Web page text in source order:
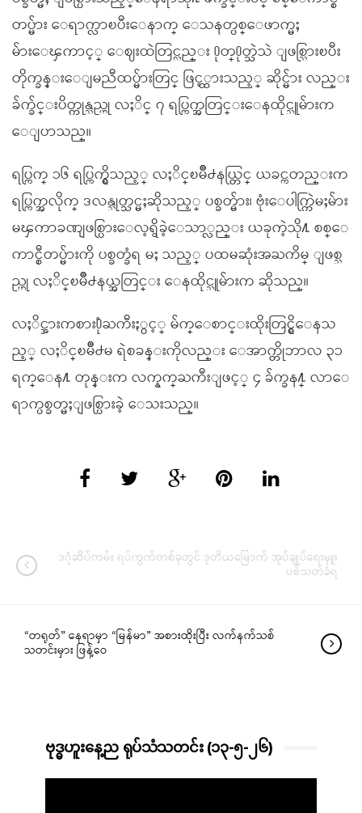
တပ္မ်ား ေရာက္လာၿပီးေနာက္ ေသနတ္ပစ္ေဖာက္မႈ
မ်ားေၾကာင့္ ေဈးထဲတြင္လည္း ႐ုတ္႐ုတ္သဲသဲ ျဖစ္သြားၿပီး
တိုက္ခန္းေျမညီထပ္မ်ားတြင္ ဖြင့္ထားသည့္ ဆိုင္မ်ား လည္း
ခ်က္ခ်င္းပိတ္ကုန္သည္ဟု လႈိင္ ၇ ရပ္ကြက္အတြင္းေနထိုင္သူမ်ားက
ေျပာသည္။
ရပ္ကြက္ ၁၆ ရပ္ကြက္ရွိသည့္ လႈိင္ၿမိဳ႕နယ္တြင္ ယခင္ကတည္းက
ရပ္ကြက္အလိုက္ ဒလန္သုတ္သင္မႈဆိုသည့္ ပစ္ခတ္မ်ား၊ ဗုံးေပါက္ကြဲမႈမ်ား
မၾကာခဏျဖစ္ပြားေလ့ရွိခဲ့ေသာ္လည္း ယခုကဲ့သို႔ စစ္ေ
ကာင္စီတပ္မ်ားကို ပစ္ခတ္ခံရ မႈ သည့္ ပထမဆုံးအႀကိမ္ ျဖစ္သ
ည္ဟု လႈိင္ၿမိဳ႕နယ္အတြင္း ေနထိုင္သူမ်ားက ဆိုသည္။
လႈိင္အားကစား႐ုံႀကီးႏွင့္ မ်က္ေစာင္းထိုးတြင္ရွိေနသ
ည့္ လႈိင္ၿမိဳ႕မ ရဲစခန္းကိုလည္း ေအာက္တိုဘာလ ၃၁
ရက္ေန႔ တုန္းက လက္နက္ႀကီးျဖင့္ ၄ ခ်က္ခန႔္ လာေ
ရာက္ပစ္ခတ္မႈျဖစ္ပြားခဲ့ ေသးသည္။
ဒဂုံဆိပ်ကမ်း ရပ်ကွက်တစ်ခုတွင် ဒုတိယမြောက် အုပ်ချုပ်ရေးမှူး
ပစ်သတ်ခံရ
“တရုတ်” နေရာမှာ “မြန်မာ” အစားထိုးပြီး လက်နက်သစ်
သတင်းမှား ဖြန့်ဝေ
ဗုဒ္ဓဟူးနေ့ည ရုပ်သံသတင်း (၁၃-၅-၂၆)